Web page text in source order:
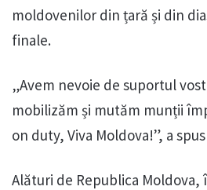
moldovenilor din țară și din
finale.
„Avem nevoie de suportul
mobilizăm și mutăm munții
on duty, Viva Moldova!”, a
Alături de Republica Moldova,